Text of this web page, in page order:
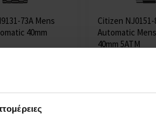
73A Mens
40mm
Λεπτομέρεια
Citizen NJ0151-
Automatic
40mm 5ATM